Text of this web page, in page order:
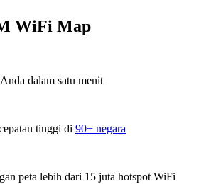
WiFi Map
dalam satu menit
tinggi di 90+ negara
peta lebih dari 15 juta hotspot WiFi